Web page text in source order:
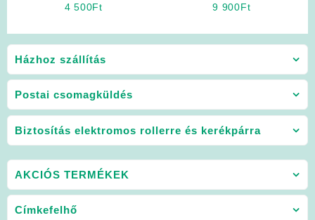
Házhoz szállítás
Postai csomagküldés
Biztosítás elektromos rollerre és kerékpárra
4 500Ft 9 900Ft
AKCIÓS TERMÉKEK
Címkefelhő